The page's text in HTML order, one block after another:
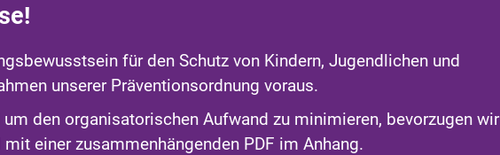
für den Schutz von Kindern, Jugendlichen und
unserer Präventionsordnung voraus.
den organisatorischen Aufwand zu minimieren, bevorzugen wir
einer zusammenhängenden PDF im Anhang.